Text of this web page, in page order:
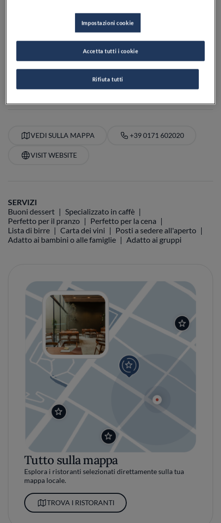
CuneoCNItalia
Venerdì, 12:30-14:00, 19:30-22:00
PREZZO
VEDI SULLA MAPPA +39 0171 602020
VISIT WEBSITE
SERVIZI
Buoni dessert
Specializzato in caffè
Perfetto per il pranzo
Perfetto per la cena
Lista di birre
Carta dei vini
Posti a sedere all'aperto
Adatto ai bambini o alle famiglie
Adatto ai gruppi
Tutto sulla mappa
Esplora i ristoranti selezionati direttamente sulla tua
mappa locale.
TROVA I RISTORANTI
Impostazioni cookie
Rifiuta tutti
Accetta tutti i cookie